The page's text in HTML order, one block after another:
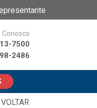
Conosco
7500
2486
VOLTAR